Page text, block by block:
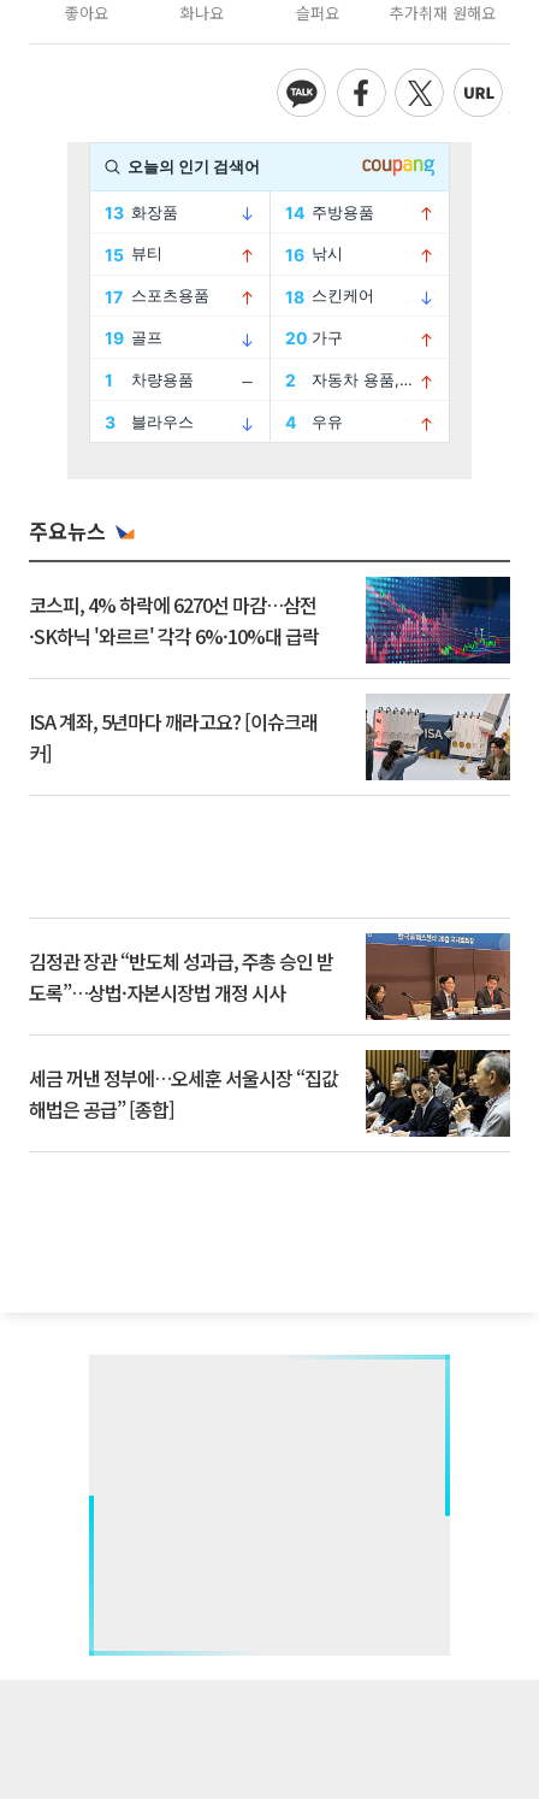
좋아요 화나요 슬퍼요 추가취재 원해요
주요뉴스
코스피, 4% 하락에 6270선 마감…삼전
·SK하닉 '와르르' 각각 6%·10%대 급락
ISA 계좌, 5년마다 깨라고요? [이슈크래
커]
김정관 장관 “반도체 성과급, 주총 승인 받
도록”…상법·자본시장법 개정 시사
세금 꺼낸 정부에…오세훈 서울시장 “집값
해법은 공급” [종합]